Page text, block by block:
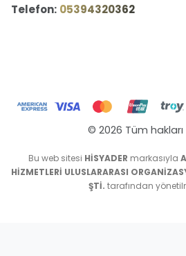
Telefon: ‪05394320362‬
© 2026 Tüm hakları
Bu web sitesi HİSYADER markasıyla
HİZMETLERİ ULUSLARARASI
ŞTİ. tarafından